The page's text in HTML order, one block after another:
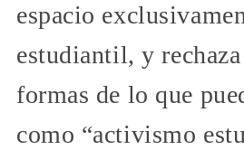
espacio
estudiantil, y
formas de lo que
como “activismo